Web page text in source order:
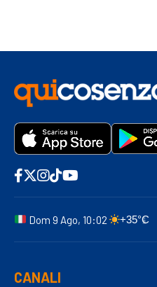
Dom 9 Ago, 10:02 +35°C
CANALI